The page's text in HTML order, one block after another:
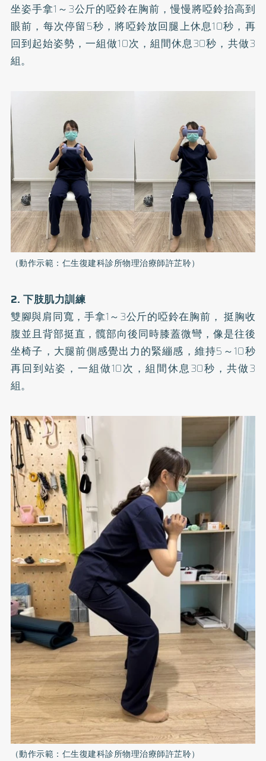
坐姿手拿1～3公斤的啞鈴在胸前，慢慢將啞鈴抬高到
眼前，每次停留5秒，將啞鈴放回腿上休息10秒，再
回到起始姿勢，一組做10次，組間休息30秒，共做3
組。
（動作示範：仁生復建科診所物理治療師許芷聆）
2. 下肢肌力訓練
雙腳與肩同寬，手拿1～3公斤的啞鈴在胸前， 挺胸收
腹並且背部挺直，髖部向後同時膝蓋微彎，像是往後
坐椅子，大腿前側感覺出力的緊繃感，維持5～10秒
再回到站姿，一組做10次，組間休息30秒，共做3
組。
（動作示範：仁生復建科診所物理治療師許芷聆）